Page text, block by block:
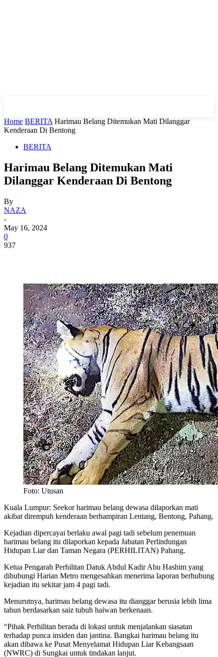
Home BERITA Harimau Belang Ditemukan Mati Dilanggar
Kenderaan Di Bentong
BERITA
Harimau Belang Ditemukan Mati
Dilanggar Kenderaan Di Bentong
By
NAZA
-
May 16, 2024
0
937
Foto: Utusan
Kuala Lumpur: Seekor harimau belang dewasa dilaporkan mati
akibat dirempuh kenderaan berhampiran Lentang, Bentong, Pahang.
Kejadian dipercayai berlaku awal pagi tadi sebelum penemuan
harimau belang itu dilaporkan kepada Jabatan Perlindungan
Hidupan Liar dan Taman Negara (PERHILITAN) Pahang.
Ketua Pengarah Perhilitan Datuk Abdul Kadir Abu Hashim yang
dihubungi Harian Metro mengesahkan menerima laporan berhubung
kejadian itu sekitar jam 4 pagi tadi.
Menurutnya, harimau belang dewasa itu dianggar berusia lebih lima
tahun berdasarkan saiz tubuh haiwan berkenaan.
“Pihak Perhilitan berada di lokasi untuk menjalankan siasatan
terhadap punca insiden dan jantina. Bangkai harimau belang itu
akan dibawa ke Pusat Menyelamat Hidupan Liar Kebangsaan
(NWRC) di Sungkai untuk tindakan lanjut.